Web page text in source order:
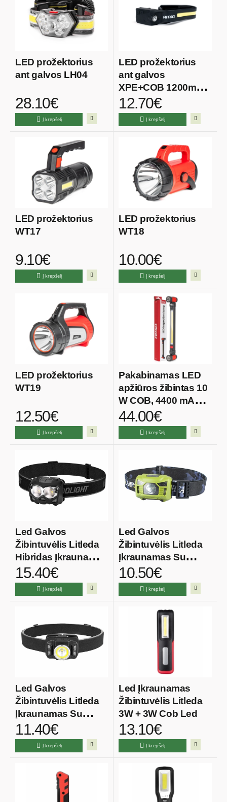
LED prožektorius
ant galvos LH04
28.10€
Į krepšelį
LED prožektorius
ant galvos
XPE+COB 1200mAh
LH05
12.70€
Į krepšelį
LED prožektorius
WT17
9.10€
Į krepšelį
LED prožektorius
WT18
10.00€
Į krepšelį
LED prožektorius
WT19
12.50€
Į krepšelį
Pakabinamas LED
apžiūros žibintas 10
W COB, 4400 mAh
AMIO-04505
44.00€
Į krepšelį
Led Galvos
Žibintuvėlis Litleda
Hibridas Įkraunamas
Ir Baterijos 2X5W
15.40€
Į krepšelį
Led Galvos
Žibintuvėlis Litleda
Įkraunamas Su
Sensoriu 3W
10.50€
Į krepšelį
Led Galvos
Žibintuvėlis Litleda
Įkraunamas Su
Sensoriu 5W
11.40€
Į krepšelį
Led Įkraunamas
Žibintuvėlis Litleda
3W + 3W Cob Led
13.10€
Į krepšelį